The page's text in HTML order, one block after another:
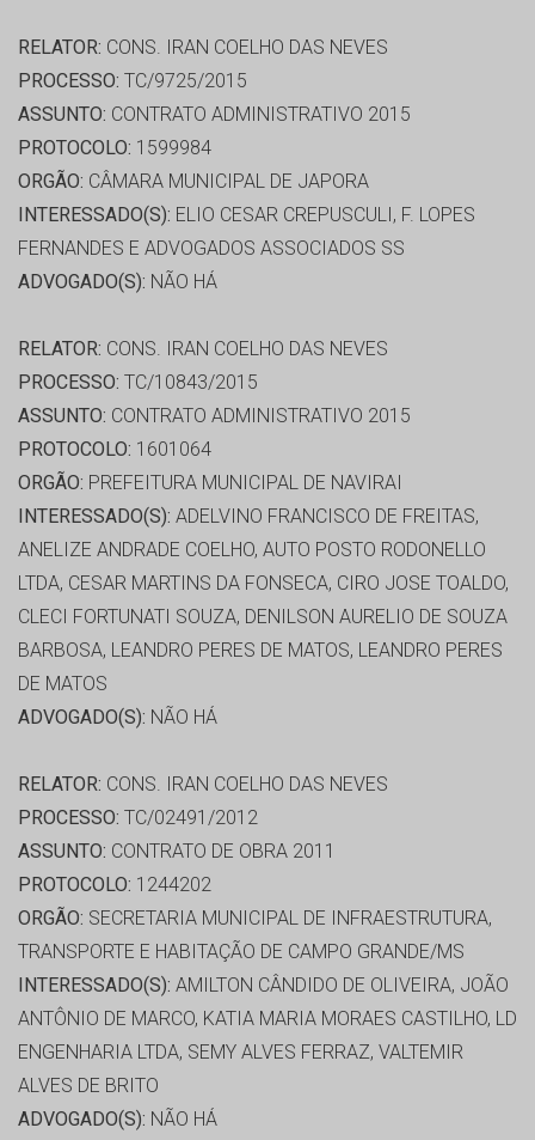
RELATOR: CONS. IRAN COELHO DAS NEVES
PROCESSO: TC/9725/2015
ASSUNTO: CONTRATO ADMINISTRATIVO 2015
PROTOCOLO: 1599984
ORGÃO: CÂMARA MUNICIPAL DE JAPORA
INTERESSADO(S): ELIO CESAR CREPUSCULI, F. LOPES
FERNANDES E ADVOGADOS ASSOCIADOS SS
ADVOGADO(S): NÃO HÁ
RELATOR: CONS. IRAN COELHO DAS NEVES
PROCESSO: TC/10843/2015
ASSUNTO: CONTRATO ADMINISTRATIVO 2015
PROTOCOLO: 1601064
ORGÃO: PREFEITURA MUNICIPAL DE NAVIRAI
INTERESSADO(S): ADELVINO FRANCISCO DE FREITAS,
ANELIZE ANDRADE COELHO, AUTO POSTO RODONELLO
LTDA, CESAR MARTINS DA FONSECA, CIRO JOSE TOALDO,
CLECI FORTUNATI SOUZA, DENILSON AURELIO DE SOUZA
BARBOSA, LEANDRO PERES DE MATOS, LEANDRO PERES
DE MATOS
ADVOGADO(S): NÃO HÁ
RELATOR: CONS. IRAN COELHO DAS NEVES
PROCESSO: TC/02491/2012
ASSUNTO: CONTRATO DE OBRA 2011
PROTOCOLO: 1244202
ORGÃO: SECRETARIA MUNICIPAL DE INFRAESTRUTURA,
TRANSPORTE E HABITAÇÃO DE CAMPO GRANDE/MS
INTERESSADO(S): AMILTON CÂNDIDO DE OLIVEIRA, JOÃO
ANTÔNIO DE MARCO, KATIA MARIA MORAES CASTILHO, LD
ENGENHARIA LTDA, SEMY ALVES FERRAZ, VALTEMIR
ALVES DE BRITO
ADVOGADO(S): NÃO HÁ